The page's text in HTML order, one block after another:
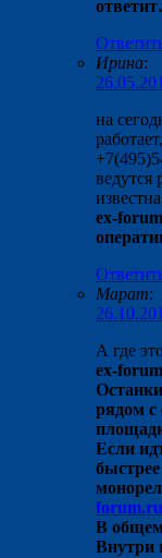
Ирина:
на
ведутся
ex-
Марат:
А где
ex-
рядом с
Если
В
Внутри